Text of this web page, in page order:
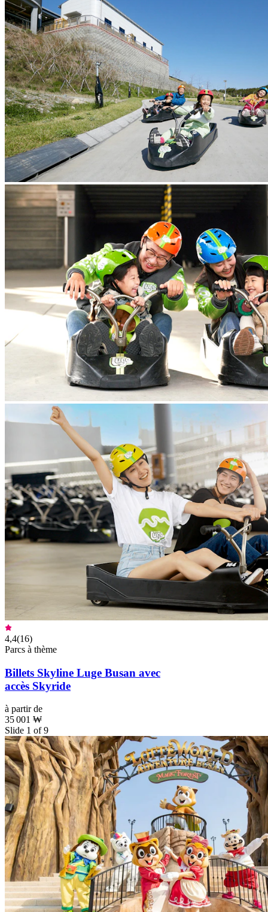
4,4(16)
Parcs à thème
Billets Skyline Luge Busan avec
accès Skyride
à partir de
35 001 ₩
Slide 1 of 9